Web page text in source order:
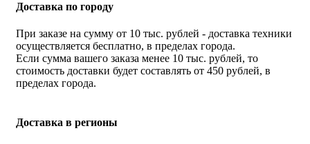
Доставка по городу
При заказе на сумму от 10 тыс. рублей - доставка техники
осуществляется бесплатно, в пределах города.
Если сумма вашего заказа менее 10 тыс. рублей, то
стоимость доставки будет составлять от 450 рублей, в
пределах города.
Доставка в регионы